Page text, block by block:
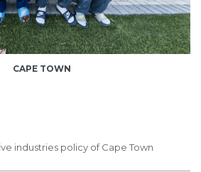
CAPE TOWN
industries policy of Cape Town